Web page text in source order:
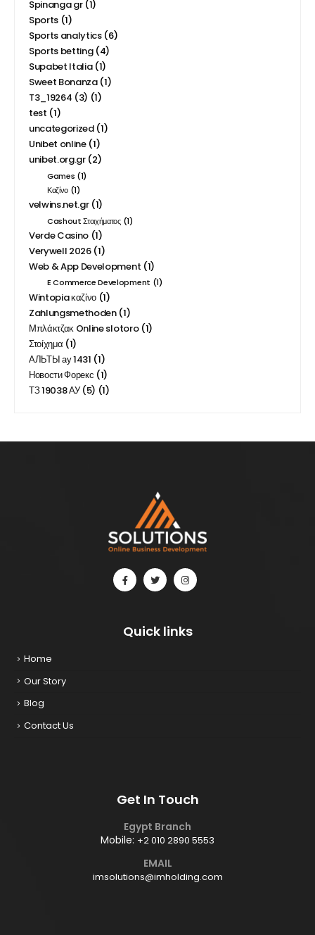
Spinanga gr(1)
Sports (1)
Sports analytics(6)
Sports betting(4)
Supabet Italia(1)
Sweet Bonanza(1)
T3_19264 (3) (1)
test (1)
uncategorized(1)
Unibet online(1)
unibet.org.gr(2)
Games (1)
Καζίνο (1)
velwins.net.gr(1)
Cashout Στοιχήματος(1)
Verde Casino (1)
Verywell 2026(1)
Web & App Development (1)
E Commerce Development (1)
Wintopia καζίνο (1)
Zahlungsmethoden(1)
Μπλάκτζακ Online slotoro(1)
Στοίχημα (1)
АЛЬТЫ ау 1431 (1)
Новости Форекс (1)
ТЗ 19038 АУ (5) (1)
Quick links
Home
Our Story
Blog
Contact Us
Get In Touch
Egypt Branch
Mobile: +2 010 2890 5553
EMAIL
imsolutions@imholding.com